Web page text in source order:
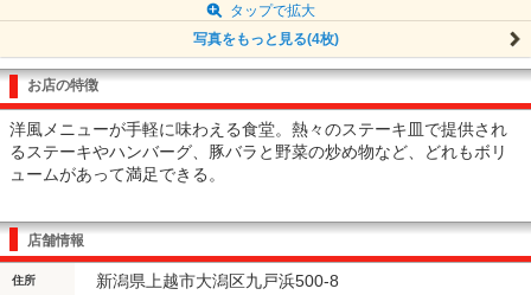
タップで拡大
写真をもっと見る(4枚)
お店の特徴
洋風メニューが手軽に味わえる食堂。熱々のステーキ皿で提供され
るステーキやハンバーグ、豚バラと野菜の炒め物など、どれもボリ
ュームがあって満足できる。
店舗情報
住所 新潟県上越市大潟区九戸浜500-8